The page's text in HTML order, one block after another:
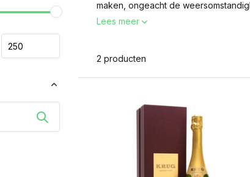
maken, ongeacht de
Lees meer
2 producten